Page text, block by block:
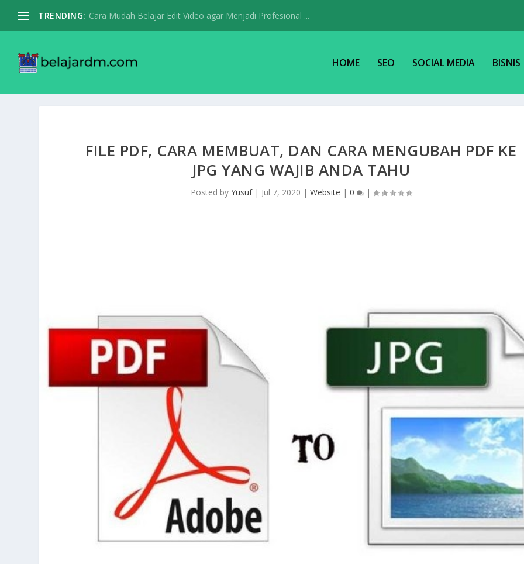
TRENDING: Cara Mudah Belajar Edit Video agar Menjadi Profesional ...
HOME SEO SOCIAL MEDIA BISNIS
FILE PDF, CARA MEMBUAT, DAN CARA MENGUBAH PDF KE
JPG YANG WAJIB ANDA TAHU
Posted by Yusuf| Jul 7, 2020 | Website | 0 |